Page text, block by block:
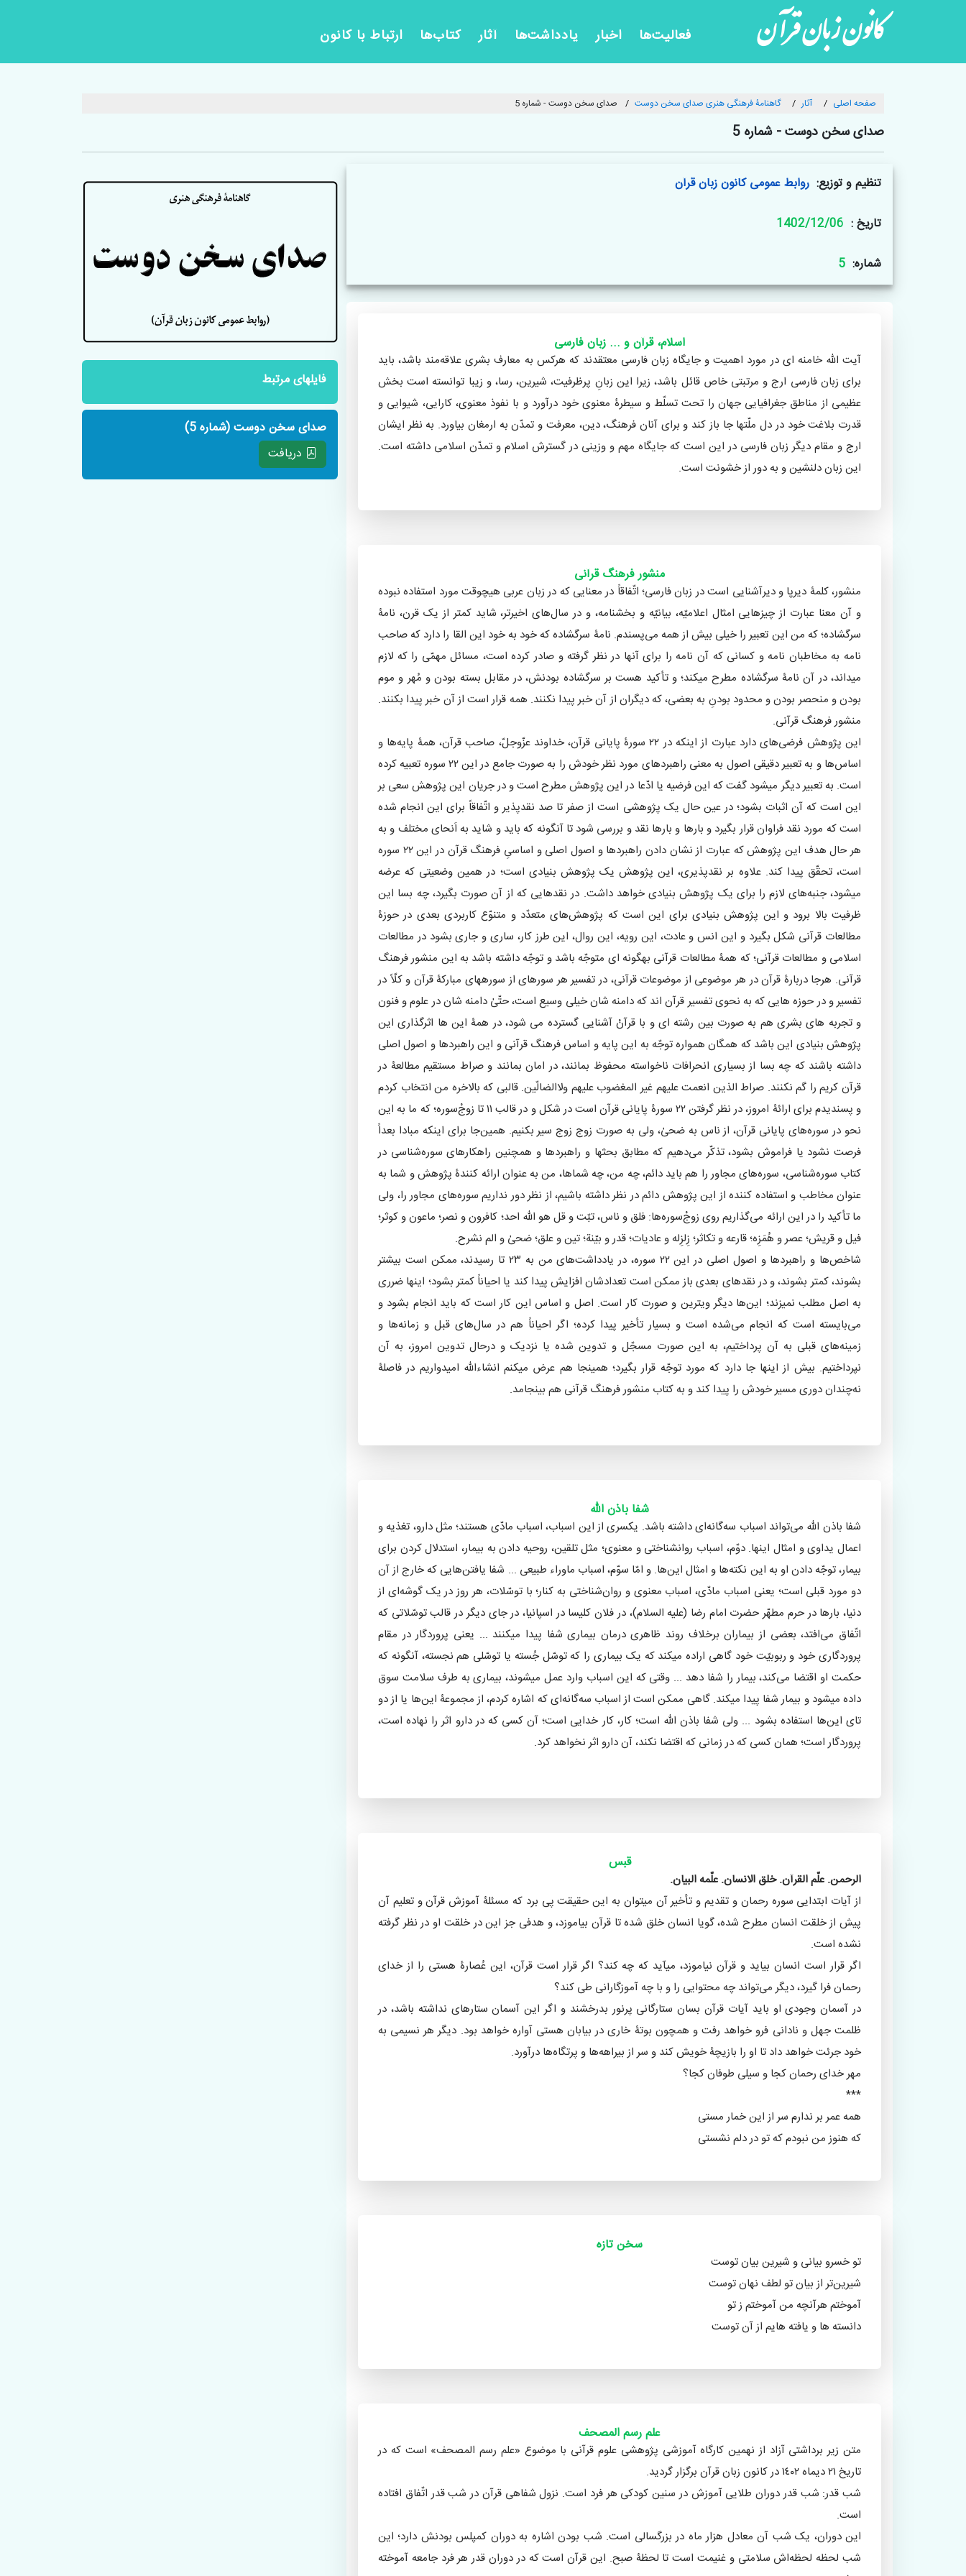
کانون زبان قرآن فعالیت‌ها اخبار یادداشت‌ها آثار کتاب‌ها ارتباط با کانون
صفحه اصلی آثار گاهنامۀ فرهنگی هنری صدای سخن دوست صدای سخن دوست - شماره 5
صدای سخن دوست - شماره 5
تنظیم و توزیع: روابط عمومی کانون زبان قرآن
تاریخ : 1402/12/06
شماره: 5
اسلام، قرآن و ... زبان فارسی
آیت الله خامنه ای در مورد اهمیت و جایگاه زبان فارسی معتقدند که هرکس به معارف بشری علاقه‌مند باشد، باید
برای زبان فارسی ارج و مرتبتی خاص قائل باشد، زیرا این زبانِ پرظرفیت، شیرین، رسا، و زیبا توانسته است بخش
عظیمی از مناطق جغرافیایی جهان را تحت تسلّط و سیطرۀ معنوی خود درآورد و با نفوذ معنوی، کارایی، شیوایی و
قدرت بلاغت خود در دل ملّتها جا باز کند و برای آنان فرهنگ، دین، معرفت و تمدّن به ارمغان بیاورد. به نظر ایشان
ارج و مقام دیگر زبان فارسی در این است که جایگاه مهم و وزینی در گسترش اسلام و تمدّن اسلامی داشته است.
این زبان دلنشین و به دور از خشونت است.
منشور فرهنگ قرآنی
منشور، کلمۀ دیرپا و دیرآشنایی است در زبان فارسی؛ اتّفاقاً در معنایی که در زبان عربی هیچوقت مورد استفاده نبوده
و آن معنا عبارت از چیزهایی امثال اعلامیّه، بیانیّه و بخشنامه، و در سال‌های اخیرتر، شاید کمتر از یک قرن، نامۀ
سرگشاده؛ که من این تعبیر را خیلی بیش از همه می‌پسندم. نامۀ سرگشاده که خود به خود این القا را دارد که صاحب
نامه به مخاطبان نامه و کسانی که آن نامه را برای آنها در نظر گرفته و صادر کرده است، مسائل مهمّی را که لازم
میداند، در آن نامۀ سرگشاده مطرح میکند؛ و تأکید هست بر سرگشاده بودنش، در مقابل بسته بودن و مُهر و موم
بودن و منحصر بودن و محدود بودنِ به بعضی، که دیگران از آن خبر پیدا نکنند. همه قرار است از آن خبر پیدا بکنند.
منشور فرهنگ قرآنی.
این پژوهش فرضی‌های دارد عبارت از اینکه در ۲۲ سورۀ پایانی قرآن، خداوند عزّوجلّ، صاحب قرآن، همۀ پایه‌ها و
اساس‌ها و به تعبیر دقیقی اصول به معنی راهبردهای مورد نظر خودش را به صورت جامع در این ۲۲ سوره تعبیه کرده
است. به تعبیر دیگر میشود گفت که این فرضیه یا ادّعا در این پژوهش مطرح است و در جریان این پژوهش سعی بر
این است که آن اثبات بشود؛ در عین حال یک پژوهشی است از صفر تا صد نقدپذیر و اتّفاقاً برای این انجام شده
است که مورد نقد فراوان قرار بگیرد و بارها و بارها نقد و بررسی شود تا آنگونه که باید و شاید به اَنحای مختلف و به
هر حال هدف این پژوهش که عبارت از نشان دادن راهبردها و اصول اصلی و اساسیِ فرهنگ قرآن در این ۲۲ سوره
است، تحقّق پیدا کند. علاوه بر نقدپذیری، این پژوهش یک پژوهش بنیادی است؛ در همین وضعیتی که عرضه
میشود، جنبه‌های لازم را برای یک پژوهش بنیادی خواهد داشت. در نقدهایی که از آن صورت بگیرد، چه بسا این
ظرفیت بالا برود و این پژوهش بنیادی برای این است که پژوهش‌های متعدّد و متنوّع کاربردی بعدی در حوزۀ
مطالعات قرآنی شکل بگیرد و این انس و عادت، این رویه، این روال، این طرز کار، ساری و جاری بشود در مطالعات
اسلامی و مطالعات قرآنی؛ که همۀ مطالعات قرآنی بهگونه ای متوجّه باشد و توجّه داشته باشد به این منشور فرهنگ
قرآنی. هرجا دربارۀ قرآن در هر موضوعی از موضوعات قرآنی، در تفسیر هر سورهای از سورههای مبارکۀ قرآن و کلّاً در
تفسیر و در حوزه هایی که به نحوی تفسیر قرآن اند که دامنه شان خیلی وسیع است، حتّیٰ دامنه شان در علوم و فنون
و تجربه های بشری هم به صورت بین رشته ای و با قرآنْ آشنایی گسترده می شود، در همۀ این ها اثرگذاری این
پژوهش بنیادی این باشد که همگان همواره توجّه به این پایه و اساس فرهنگ قرآنی و این راهبردها و اصول اصلی
داشته باشند که چه بسا از بسیاری انحرافات ناخواسته محفوظ بمانند، در امان بمانند و صراط مستقیم مطالعۀ در
قرآن کریم را گم نکنند. صراط الذین انعمت علیهم غیر المغضوب علیهم ولاالضالّین. قالبی که بالاخره من انتخاب کردم
و پسندیدم برای ارائۀ امروز، در نظر گرفتن ۲۲ سورۀ پایانی قرآن است در شکل و در قالب ۱۱ تا زوجْ‌سوره؛ که ما به این
نحو در سوره‌های پایانی قرآن، از ناس به ضحیٰ، ولی به صورت زوج زوج سیر بکنیم. همین‌جا برای اینکه مبادا بعداً
فرصت نشود یا فراموش بشود، تذکّر می‌دهیم که مطابق بحثها و راهبردها و همچنین راهکارهای سوره‌شناسی در
کتاب سوره‌شناسی، سوره‌های مجاور را هم باید دائم، چه من، چه شماها، من به عنوان ارائه کنندۀ پژوهش و شما به
عنوان مخاطب و استفاده کننده از این پژوهش دائم در نظر داشته باشیم، از نظر دور نداریم سوره‌های مجاور را، ولی
ما تأکید را در این ارائه می‌گذاریم روی زوجْ‌سوره‌ها: فلق و ناس، تبّت و قل هو الله احد؛ کافرون و نصر؛ ماعون و کوثر؛
فیل و قریش؛ عصر و هُمَزِه؛ قارعه و تکاثر؛ زِلزِله و عادیات؛ قدر و بیّنة؛ تین و علق؛ ضحیٰ و الم نشرح.
شاخص‌ها و راهبردها و اصول اصلی در این ۲۲ سوره، در یادداشت‌های من به ۲۳ تا رسیدند، ممکن است بیشتر
بشوند، کمتر بشوند، و در نقدهای بعدی باز ممکن است تعدادشان افزایش پیدا کند یا احیاناً کمتر بشود؛ اینها ضرری
به اصل مطلب نمیزند؛ این‌ها دیگر ویترین و صورت کار است. اصل و اساس این کار است که باید انجام بشود و
می‌بایسته است که انجام می‌شده است و بسیار تأخیر پیدا کرده؛ اگر احیاناً هم در سال‌های قبل و زمانه‌ها و
زمینه‌های قبلی به آن پرداختیم، به این صورت مسجّل و تدوین شده یا نزدیک و درحال تدوین امروز، به آن
نپرداختیم. بیش از اینها جا دارد که مورد توجّه قرار بگیرد؛ همینجا هم عرض میکنم انشاءالله امیدواریم در فاصلۀ
نه‌چندان دوری مسیر خودش را پیدا کند و به کتاب منشور فرهنگ قرآنی هم بینجامد.
شفا باذن الله
شفا باذن الله می‌تواند اسباب سه‌گانه‌ای داشته باشد. یکسری از این اسباب، اسباب مادّی هستند؛ مثل دارو، تغذیه و
اعمال یداوی و امثال اینها. دوّم، اسباب روانشناختی و معنوی؛ مثل تلقین، روحیه دادن به بیمار، استدلال کردن برای
بیمار، توجّه دادن او به این نکته‌ها و امثال این‌ها. و امّا سوّم، اسباب ماوراء طبیعی ... شفا یافتن‌هایی که خارج از آن
دو مورد قبلی است؛ یعنی اسباب مادّی، اسباب معنوی و روان‌شناختی به کنار؛ با توسّلات، هر روز در یک گوشه‌ای از
دنیا، بارها در حرم مطهّر حضرت امام رضا (علیه السلام)، در فلان کلیسا در اسپانیا، در جای دیگر در قالب توسّلاتی که
اتّفاق می‌افتد، بعضی از بیماران برخلاف روند ظاهری درمان بیماری شفا پیدا میکنند ... یعنی پروردگار در مقام
پروردگاری خود و ربوبیّت خود گاهی اراده میکند که یک بیماری را که توسّل جُسته یا توسّلی هم نجسته، آنگونه که
حکمت او اقتضا می‌کند، بیمار را شفا دهد ... وقتی که این اسباب وارد عمل میشوند، بیماری به طرف سلامت سوق
داده میشود و بیمار شفا پیدا میکند. گاهی ممکن است از اسباب سه‌گانه‌ای که اشاره کردم، از مجموعۀ این‌ها یا از دو
تای این‌ها استفاده بشود ... ولی شفا باذن الله است؛ کار، کار خدایی است؛ آن کسی که در دارو اثر را نهاده است،
پروردگار است؛ همان کسی که در زمانی که اقتضا نکند، آن دارو اثر نخواهد کرد.
قبس
الرحمن. علّم القرآن. خلق الانسان. علّمه البیان.
از آیات ابتدایی سوره رحمان و تقدیم و تأخیر آن میتوان به این حقیقت پی برد که مسئلۀ آموزش قرآن و تعلیم آن
پیش از خلقت انسان مطرح شده، گویا انسان خلق شده تا قرآن بیاموزد، و هدفی جز این در خلقت او در نظر گرفته
نشده است.
اگر قرار است انسان بیاید و قرآن نیاموزد، میآید که چه کند؟ اگر قرار است قرآن، این عُصارۀ هستی را از خدای
رحمان فرا گیرد، دیگر می‌تواند چه محتوایی را و با چه آموزگارانی طی کند؟
در آسمان وجودی او باید آیات قرآن بسان ستارگانی پرنور بدرخشند و اگر این آسمان ستارهای نداشته باشد، در
ظلمت جهل و نادانی فرو خواهد رفت و همچون بوتۀ خاری در بیابان هستی آواره خواهد بود. دیگر هر نسیمی به
خود جرئت خواهد داد تا او را بازیچۀ خویش کند و سر از بیراهه‌ها و پرتگاه‌ها درآورد.
مهر خدای رحمان کجا و سیلی طوفان کجا؟
***
همه عمر بر ندارم سر از این خمار مستی
که هنوز من نبودم که تو در دلم نشستی
سخن تازه
تو خسرو بیانی و شیرین بیان توست
شیرین‌تر از بیان تو لطف نهان توست
آموختم هرآنچه من آموختم ز تو
دانسته ها و یافته هایم از آن توست
علم رسم المصحف
متن زیر برداشتی آزاد از نهمین کارگاه آموزشی پژوهشی علوم قرآنی با موضوع «علم رسم المصحف» است که در
تاریخ ٢١ دیماه ١٤٠٢ در کانون زبان قرآن برگزار گردید.
شب قدر: شب قدر دوران طلایی آموزش در سنین کودکی هر فرد است. نزول شفاهی قرآن در شب قدر اتّفاق افتاده
است.
این دوران، یک شب آن معادل هزار ماه در بزرگسالی است. شب بودن اشاره به دوران کمپلس بودنش دارد؛ این
شب لحظه لحظه‌اش سلامتی و غنیمت است تا لحظۀ صبح. این قرآن است که در دوران قدر هر فرد جامعه آموخته
فایلهای مرتبط
صدای سخن دوست (شماره 5)
دریافت